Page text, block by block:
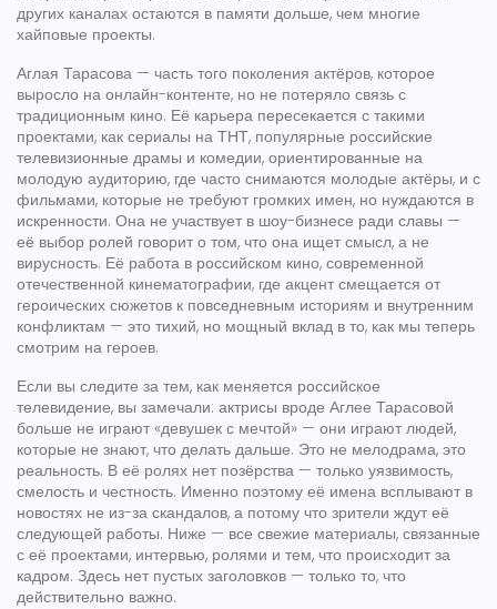
других каналах остаются в памяти дольше, чем многие
хайповые проекты.
Аглая Тарасова — часть того поколения актёров, которое
выросло на онлайн-контенте, но не потеряло связь с
традиционным кино. Её карьера пересекается с такими
проектами, как сериалы на ТНТ, популярные российские
телевизионные драмы и комедии, ориентированные на
молодую аудиторию, где часто снимаются молодые актёры, и с
фильмами, которые не требуют громких имен, но нуждаются в
искренности. Она не участвует в шоу-бизнесе ради славы —
её выбор ролей говорит о том, что она ищет смысл, а не
вирусность. Её работа в российском кино, современной
отечественной кинематографии, где акцент смещается от
героических сюжетов к повседневным историям и внутренним
конфликтам — это тихий, но мощный вклад в то, как мы теперь
смотрим на героев.
Если вы следите за тем, как меняется российское
телевидение, вы замечали: актрисы вроде Аглее Тарасовой
больше не играют «девушек с мечтой» — они играют людей,
которые не знают, что делать дальше. Это не мелодрама, это
реальность. В её ролях нет позёрства — только уязвимость,
смелость и честность. Именно поэтому её имена всплывают в
новостях не из-за скандалов, а потому что зрители ждут её
следующей работы. Ниже — все свежие материалы, связанные
с её проектами, интервью, ролями и тем, что происходит за
кадром. Здесь нет пустых заголовков — только то, что
действительно важно.